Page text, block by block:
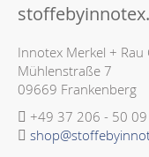
Innotex Merkel + Rau
Mühlenstraße 7
09669 Frankenberg
+49 37 206 - 50